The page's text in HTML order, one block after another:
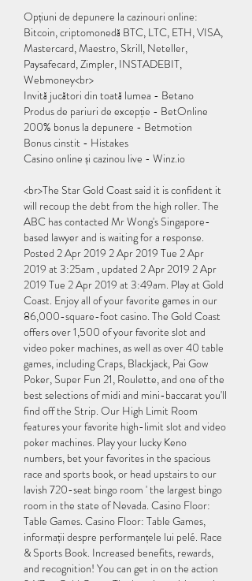
Opțiuni de depunere la cazinouri online:
Bitcoin, criptomonedă BTC, LTC, ETH, VISA,
Mastercard, Maestro, Skrill, Neteller,
Paysafecard, Zimpler, INSTADEBIT,
Webmoney<br>
Invită jucători din toată lumea - Betano
Produs de pariuri de excepție - BetOnline
200% bonus la depunere - Betmotion
Bonus cinstit - Histakes
Casino online și cazinou live - Winz.io
<br>The Star Gold Coast said it is confident it
will recoup the debt from the high roller. The
ABC has contacted Mr Wong's Singapore-
based lawyer and is waiting for a response.
Posted 2 Apr 2019 2 Apr 2019 Tue 2 Apr
2019 at 3:25am , updated 2 Apr 2019 2 Apr
2019 Tue 2 Apr 2019 at 3:49am. Play at Gold
Coast. Enjoy all of your favorite games in our
86,000-square-foot casino. The Gold Coast
offers over 1,500 of your favorite slot and
video poker machines, as well as over 40 table
games, including Craps, Blackjack, Pai Gow
Poker, Super Fun 21, Roulette, and one of the
best selections of midi and mini-baccarat you'll
find off the Strip. Our High Limit Room
features your favorite high-limit slot and video
poker machines. Play your lucky Keno
numbers, bet your favorites in the spacious
race and sports book, or head upstairs to our
lavish 720-seat bingo room ' the largest bingo
room in the state of Nevada. Casino Floor:
Table Games. Casino Floor: Table Games,
informații despre performanțele lui pelé. Race
& Sports Book. Increased benefits, rewards,
and recognition! You can get in on the action